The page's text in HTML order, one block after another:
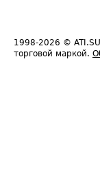
1998-2026 ©
торговой маркой.